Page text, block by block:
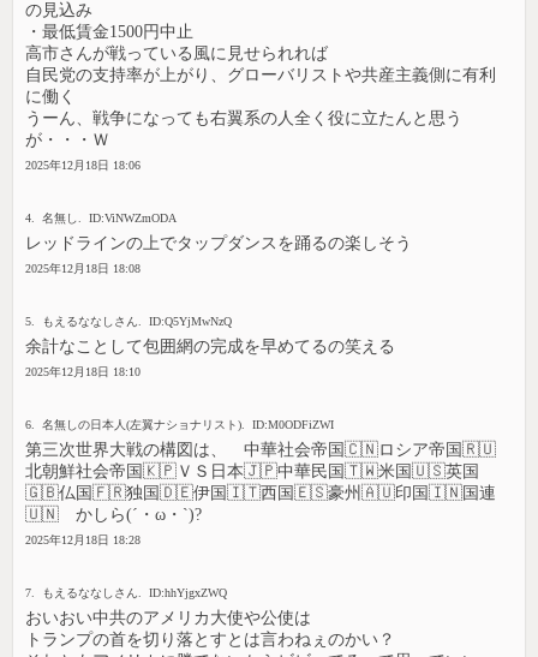
の見込み
・最低賃金1500円中止
高市さんが戦っている風に見せられれば
自民党の支持率が上がり、グローバリストや共産主義側に有利
に働く
うーん、戦争になっても右翼系の人全く役に立たんと思う
が・・・Ｗ
2025年12月18日 18:06
4. 名無し. ID:ViNWZmODA
レッドラインの上でタップダンスを踊るの楽しそう
2025年12月18日 18:08
5. もえるななしさん. ID:Q5YjMwNzQ
余計なことして包囲網の完成を早めてるの笑える
2025年12月18日 18:10
6. 名無しの日本人(左翼ナショナリスト). ID:M0ODFiZWI
第三次世界大戦の構図は、 中華社会帝国🇨🇳ロシア帝国🇷🇺
北朝鮮社会帝国🇰🇵ＶＳ日本🇯🇵中華民国🇹🇼米国🇺🇸英国
🇬🇧仏国🇫🇷独国🇩🇪伊国🇮🇹西国🇪🇸豪州🇦🇺印国🇮🇳国連
🇺🇳 かしら(´・ω・`)?
2025年12月18日 18:28
7. もえるななしさん. ID:hhYjgxZWQ
おいおい中共のアメリカ大使や公使は
トランプの首を切り落とすとは言わねぇのかい？